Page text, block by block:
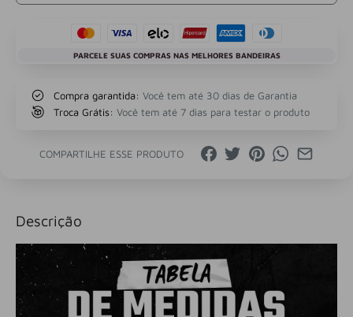
PARCELE SUAS COMPRAS NAS MELHORES BANDEIRAS
Compra garantida: Você tem até 30 dias de Garantia
Troca Grátis: Você tem até 7 dias para testar o produto
COMPARTILHE ESSE PRODUTO
Descrição